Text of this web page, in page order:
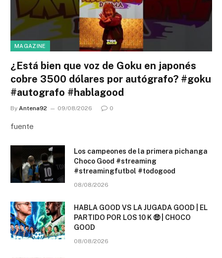
MAGAZINE
¿Está bien que voz de Goku en japonés
cobre 3500 dólares por autógrafo? #goku
#autografo #hablagood
By Antena92 09/08/2026 0
fuente
Los campeones de la primera pichanga
Choco Good #streaming
#streamingfutbol #todogood
08/08/2026
HABLA GOOD VS LA JUGADA GOOD | EL
PARTIDO POR LOS 10 K 🤑 | CHOCO
GOOD
08/08/2026